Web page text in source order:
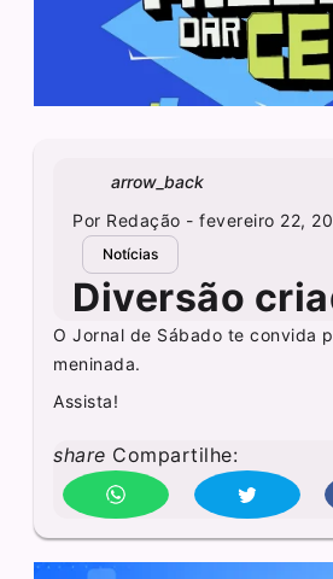
arrow_back
Por Redação - fevereiro 22,
Notícias
Diversão
O Jornal de Sábado te convida
meninada.
Assista!
share Compartilhe: